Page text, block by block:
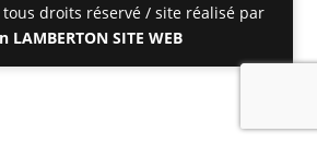
tous droits réservé / site réalisé par
LAMBERTON SITE WEB